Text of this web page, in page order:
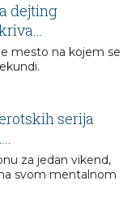
dejting
mesto na kojem se
serija
za jedan vikend,
svom mentalnom